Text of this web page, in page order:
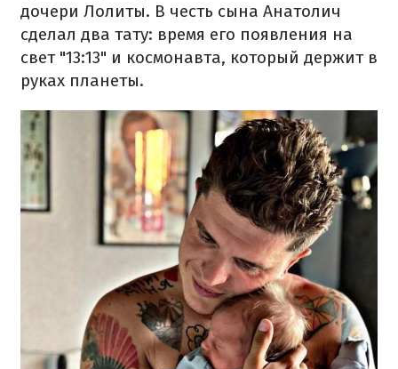
дочери Лолиты. В честь сына Анатолич
сделал два тату: время его появления на
свет "13:13" и космонавта, который держит в
руках планеты.